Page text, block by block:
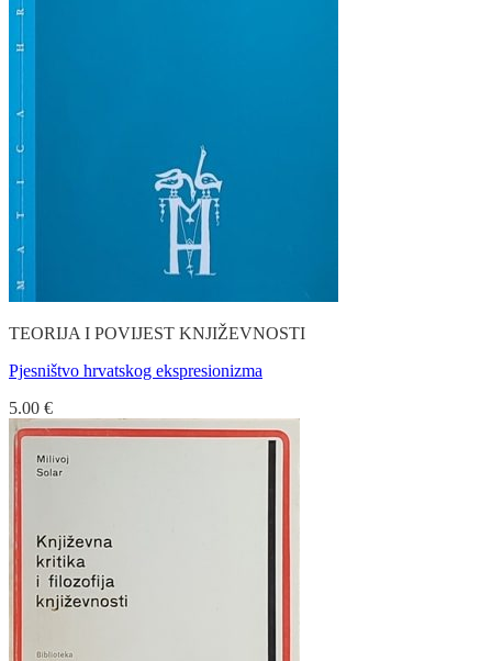
TEORIJA I POVIJEST KNJIŽEVNOSTI
Pjesništvo hrvatskog ekspresionizma
5.00 €